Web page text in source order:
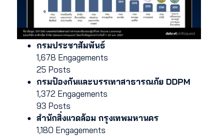
กรมประชาสัมพันธ์
1,678 Engagements
25 Posts
กรมป้องกันและบรรเทาสาธารณภัย DDPM
1,372 Engagements
93 Posts
สำนักสิ่งแวดล้อม กรุงเทพมหานคร
1,180 Engagements